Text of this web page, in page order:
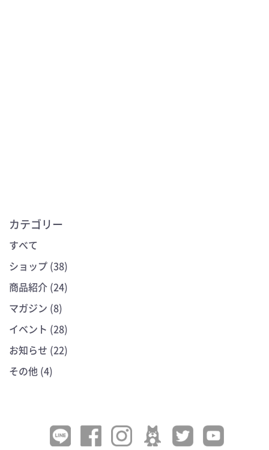
カテゴリー
すべて
ショップ (38)
商品紹介 (24)
マガジン (8)
イベント (28)
お知らせ (22)
その他 (4)